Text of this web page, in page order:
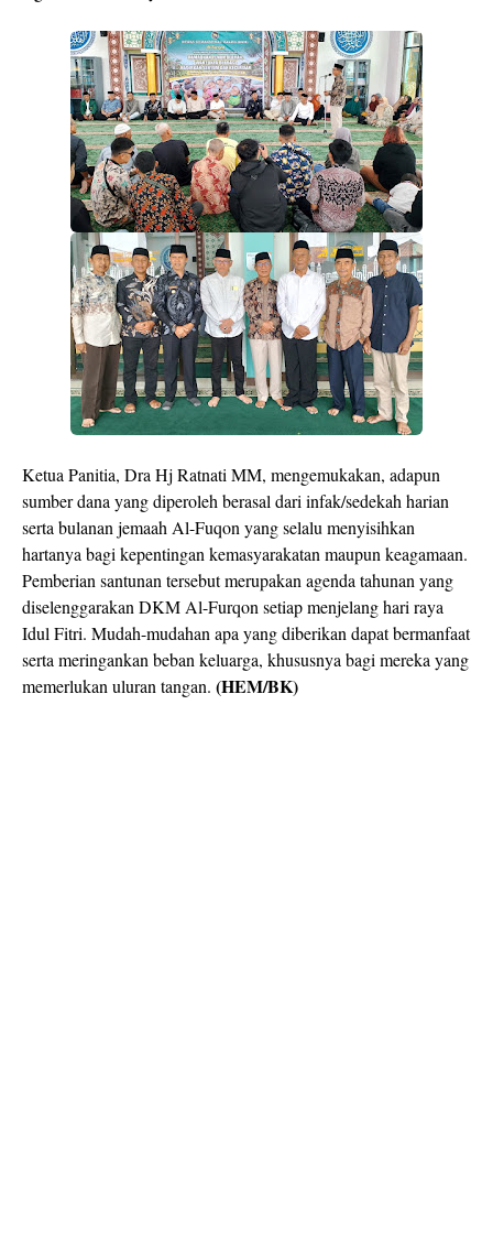
Ketua Panitia, Dra Hj Ratnati MM, mengemukakan, adapun
sumber dana yang diperoleh berasal dari infak/sedekah harian
serta bulanan jemaah Al-Fuqon yang selalu menyisihkan
hartanya bagi kepentingan kemasyarakatan maupun keagamaan.
Pemberian santunan tersebut merupakan agenda tahunan yang
diselenggarakan DKM Al-Furqon setiap menjelang hari raya
Idul Fitri. Mudah-mudahan apa yang diberikan dapat bermanfaat
serta meringankan beban keluarga, khususnya bagi mereka yang
memerlukan uluran tangan. (HEM/BK)